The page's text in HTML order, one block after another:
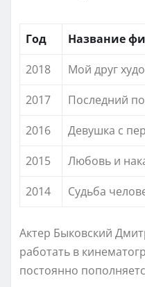
Год Название
2018
Мой друг
2017
Последний
2016
Девушка с
2015
Любовь и
2014
Судьба
Актер Быковский
работать в
постоянно